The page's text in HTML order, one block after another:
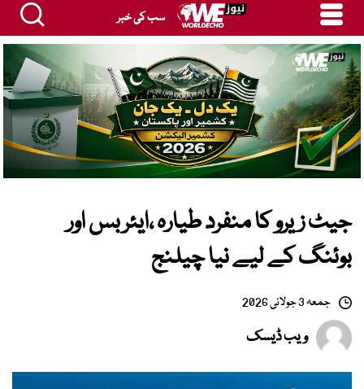
سب کی خبر
جیٹ زیرو کا منفرد طیارہ ،ایئربس اور
بوئنگ کے لیے نیا چیلنج
جمعہ 3 جولائی 2026
ویب ڈیسک